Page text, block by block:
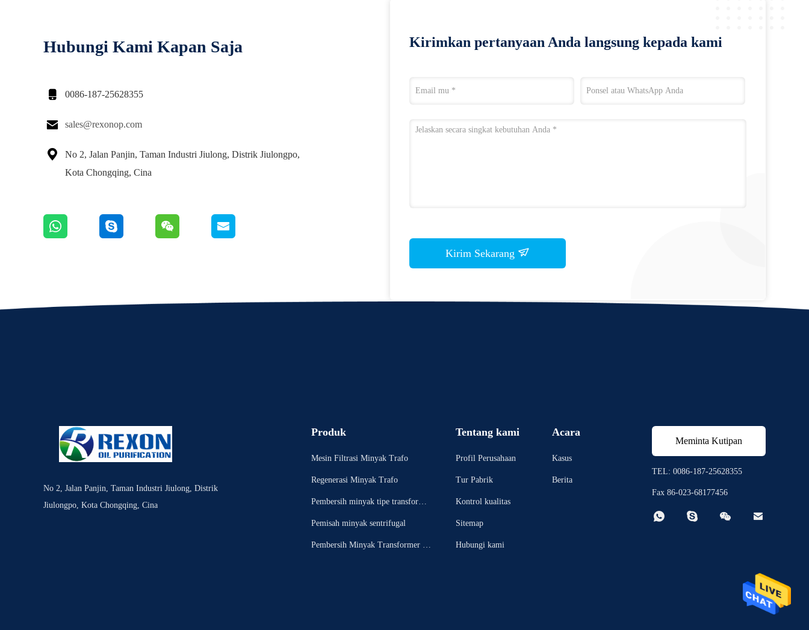
Hubungi Kami Kapan Saja
 0086-187-25628355
 sales@rexonop.com

No 2, Jalan Panjin, Taman Industri Jiulong, Distrik Jiulongpo,
Kota Chongqing, Cina
Kirimkan pertanyaan Anda langsung kepada kami
Kirim Sekarang
No 2, Jalan Panjin, Taman Industri Jiulong, Distrik
Jiulongpo, Kota Chongqing, Cina
Produk
Mesin Filtrasi Minyak Trafo
Regenerasi Minyak Trafo
Pembersih minyak tipe transformer
Pemisah minyak sentrifugal
Pembersih Minyak Transformer Po
Tentang kami
Profil Perusahaan
Tur Pabrik
Kontrol kualitas
Sitemap
Hubungi kami
Acara
Kasus
Berita
Meminta Kutipan
TEL: 0086-187-25628355
Fax 86-023-68177456
   